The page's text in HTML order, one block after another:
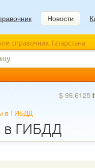
Новости
справочник Татарстана
$
в ГИБДД
в ГИБДД